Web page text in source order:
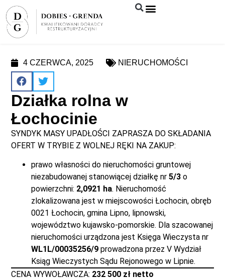
4 CZERWCA, 2025 NIERUCHOMOŚCI
Działka rolna w
Łochocinie
SYNDYK MASY UPADŁOŚCI ZAPRASZA DO SKŁADANIA
OFERT W TRYBIE Z WOLNEJ RĘKI NA ZAKUP:
prawo własności do nieruchomości gruntowej
niezabudowanej stanowiącej działkę nr 5/3o
powierzchni: 2,0921 ha. Nieruchomość
zlokalizowana jest w miejscowości Łochocin, obręb
0021 Łochocin, gmina Lipno, lipnowski,
województwo kujawsko-pomorskie. Dla szacowanej
nieruchomości urządzona jest Księga Wieczysta nr
WL1L/00035256/9prowadzona przez V Wydział
Ksiąg Wieczystych Sądu Rejonowego w Lipnie.
CENA WYWOŁAWCZA: 232 500 zł netto